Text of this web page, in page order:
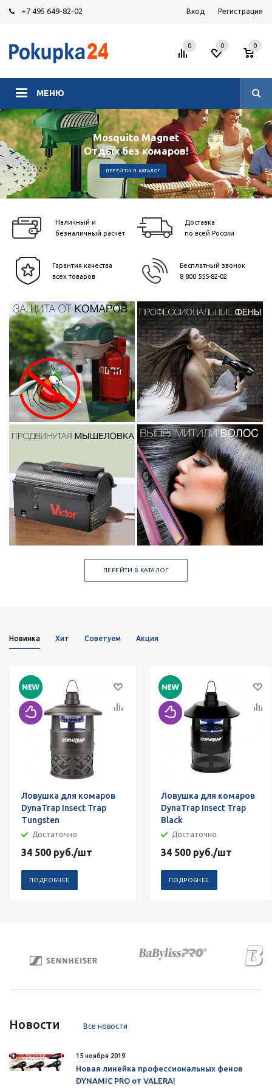
+7 495 649-82-02 Вход Регистрация
МЕНЮ
0 0
0
Mosquito Magnet
Отдых без комаров!
ПЕРЕЙТИ В КАТАЛОГ
Наличный и
безналичный расчет
Доставка
по всей России
Гарантия качества
всех товаров
Бесплатный звонок
8 800 555-82-02
ПЕРЕЙТИ В КАТАЛОГ
Новинка Хит Советуем Акция
Ловушка для комаров
DynaTrap Insect Trap
Tungsten
Достаточно
34 500 руб./шт
ПОДРОБНЕЕ
Ловушка для комаров
DynaTrap Insect Trap
Black
Достаточно
34 500 руб./шт
ПОДРОБНЕЕ
Новости Все новости
15 ноября 2019
Новая линейка профессиональных фенов
DYNAMIC PRO от VALERA!